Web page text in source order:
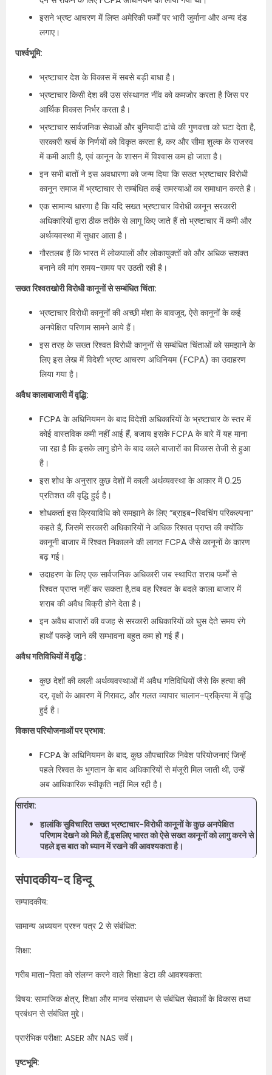
इसने भ्रष्ट आचरण में लिप्त अमेरिकी फर्मों पर भारी जुर्माना और अन्य दंड
लगाए।
पार्श्वभूमि:
भ्रष्टाचार देश के विकास में सबसे बड़ी बाधा है।
भ्रष्टाचार किसी देश की उस संस्थागत नींव को कमजोर करता है जिस पर
आर्थिक विकास निर्भर करता है।
भ्रष्टाचार सार्वजनिक सेवाओं और बुनियादी ढांचे की गुणवत्ता को घटा देता है,
सरकारी खर्च के निर्णयों को विकृत करता है, कर और सीमा शुल्क के राजस्व
में कमी आती है, एवं कानून के शासन में विश्वास कम हो जाता है।
इन सभी बातों ने इस अवधारणा को जन्म दिया कि सख्त भ्रष्टाचार विरोधी
कानून समाज में भ्रष्टाचार से सम्बंधित कई समस्याओं का समाधान करते है।
एक सामान्य धारणा है कि यदि सख्त भ्रष्टाचार विरोधी कानून सरकारी
अधिकारियों द्वारा ठीक तरीके से लागू किए जाते हैं तो भ्रष्टाचार में कमी और
अर्थव्यवस्था में सुधार आता है।
गौरतलब हैं कि भारत में लोकपालों और लोकायुक्तों को और अधिक सशक्त
बनाने की मांग समय-समय पर उठती रही है।
सख्त रिश्वतखोरी विरोधी कानूनों से सम्बंधित चिंता:
भ्रष्टाचार विरोधी कानूनों की अच्छी मंशा के बावजूद, ऐसे कानूनों के कई
अनपेक्षित परिणाम सामने आये हैं।
इस तरह के सख्त रिश्वत विरोधी कानूनों से सम्बंधित चिंताओं को समझाने के
लिए इस लेख में विदेशी भ्रष्ट आचरण अधिनियम (FCPA) का उदाहरण
लिया गया है।
अवैध कालाबाजारी में वृद्धि:
FCPA के अधिनियमन के बाद विदेशी अधिकारियों के भ्रष्टाचार के स्तर में
कोई वास्तविक कमी नहीं आई हैं, बजाय इसके FCPA के बारे में यह माना
जा रहा है कि इसके लागु होने के बाद काले बाजारों का विकास तेजी से हुआ
है।
इस शोध के अनुसार कुछ देशों में काली अर्थव्यवस्था के आकार में 0.25
प्रतिशत की वृद्धि हुई है।
शोधकर्ता इस क्रियाविधि को समझाने के लिए “ब्राइब-स्विचिंग परिकल्पना”
कहते हैं, जिसमें सरकारी अधिकारियों ने अधिक रिश्वत प्राप्त की क्योंकि
कानूनी बाजार में रिश्वत निकालने की लागत FCPA जैसे कानूनों के कारण
बढ़ गई।
उदाहरण के लिए एक सार्वजनिक अधिकारी जब स्थापित शराब फर्मों से
रिश्वत प्राप्त नहीं कर सकता है,तब वह रिश्वत के बदले काला बाजार में
शराब की अवैध बिक्री होने देता है।
इन अवैध बाजारों की वजह से सरकारी अधिकारियों को घुस देते समय रंगे
हाथों पकड़े जाने की सम्भावना बहुत कम हो गई हैं।
अवैध गतिविधियों में वृद्धि :
कुछ देशों की काली अर्थव्यवस्थाओं में अवैध गतिविधियों जैसे कि हत्या की
दर, वृक्षों के आवरण में गिरावट, और गलत व्यापार चालान-प्रक्रिया में वृद्धि
हुई है।
विकास परियोजनाओं पर प्रभाव:
FCPA के अधिनियमन के बाद, कुछ औपचारिक निवेश परियोजनाएं जिन्हें
पहले रिश्वत के भुगतान के बाद अधिकारियों से मंजूरी मिल जाती थी, उन्हें
अब आधिकारिक स्वीकृति नहीं मिल रही है।
सारांश:
हालांकि सुविचारित सख्त भ्रष्टाचार-विरोधी कानूनों के कुछ अनपेक्षित
परिणाम देखने को मिले हैं,इसलिए भारत को ऐसे सख्त कानूनों को लागु करने से
पहले इस बात को ध्यान में रखने की आवश्यकता है।
संपादकीय-द हिन्दू
सम्पादकीय:
सामान्य अध्ययन प्रश्न पत्र 2 से संबंधित:
शिक्षा:
गरीब माता-पिता को संलग्न करने वाले शिक्षा डेटा की आवश्यकता:
विषय: सामाजिक क्षेत्र, शिक्षा और मानव संसाधन से संबंधित सेवाओं के विकास तथा
प्रबंधन से संबंधित मुद्दे।
प्रारंभिक परीक्षा: ASER और NAS सर्वे।
पृष्टभूमि: